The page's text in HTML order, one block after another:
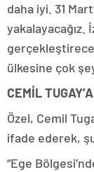
daha iyi. 31
yakalayacağız.
ülkesine çok
CEMİL
Özel, Cemil
ifade ederek,
“Ege